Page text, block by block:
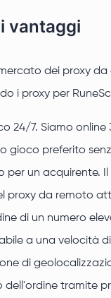
vantaggi
dei proxy
i proxy per
24/7. Siamo online
gioco preferito
per un acquirente.
proxy da remoto
di un numero
a una velocità
di
dell'ordine tramite